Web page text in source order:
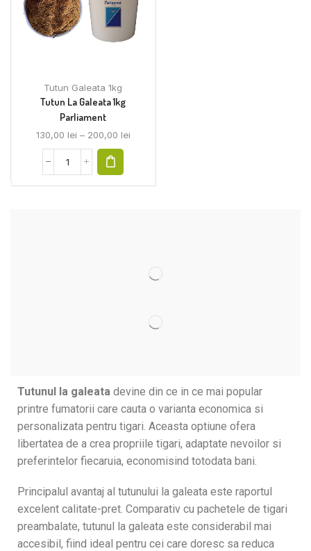
Tutun Galeata 1kg
Tutun La Galeata 1kg
Parliament
130,00 lei – 200,00 lei
Tutunul la galeata devine din ce in ce mai popular
printre fumatorii care cauta o varianta economica si
personalizata pentru tigari. Aceasta optiune ofera
libertatea de a crea propriile tigari, adaptate nevoilor si
preferintelor fiecaruia, economisind totodata bani.
Principalul avantaj al tutunului la galeata este raportul
excelent calitate-pret. Comparativ cu pachetele de tigari
preambalate, tutunul la galeata este considerabil mai
accesibil, fiind ideal pentru cei care doresc sa reduca